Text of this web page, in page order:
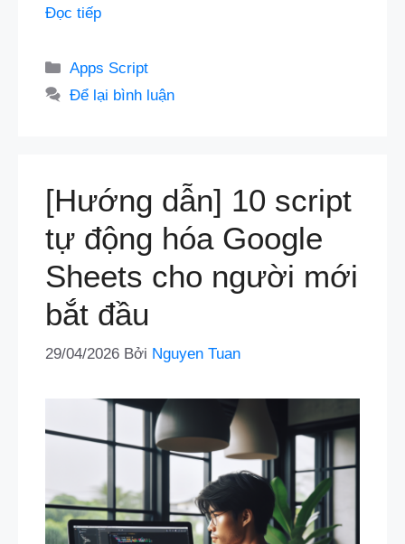
Đọc tiếp
Danh
mục
Apps Script
Để lại bình luận
[Hướng dẫn] 10 script
tự động hóa Google
Sheets cho người mới
bắt đầu
29/04/2026 Bởi Nguyen Tuan